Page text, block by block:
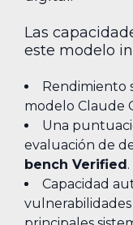
Las
este modelo
Rendimiento
modelo Claude
Una
evaluación de
bench Verified.
Capacidad